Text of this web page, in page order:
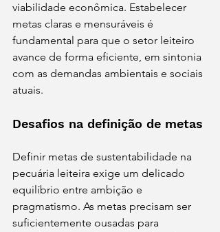
viabilidade econômica. Estabelecer
metas claras e mensuráveis é
fundamental para que o setor leiteiro
avance de forma eficiente, em sintonia
com as demandas ambientais e sociais
atuais.
Desafios na definição de metas
Definir metas de sustentabilidade na
pecuária leiteira exige um delicado
equilíbrio entre ambição e
pragmatismo. As metas precisam ser
suficientemente ousadas para